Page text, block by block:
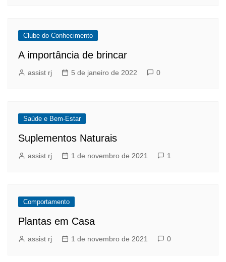
Clube do Conhecimento
A importância de brincar
assist rj 5 de janeiro de 2022 0
Saúde e Bem-Estar
Suplementos Naturais
assist rj 1 de novembro de 2021 1
Comportamento
Plantas em Casa
assist rj 1 de novembro de 2021 0